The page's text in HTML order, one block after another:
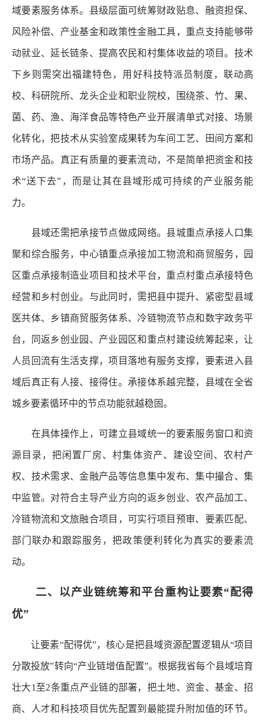
域要素服务体系。县级层面可统筹财政贴息、融资担保、
风险补偿、产业基金和政策性金融工具，重点支持能够带
动就业、延长链条、提高农民和村集体收益的项目。技术
下乡则需突出福建特色，用好科技特派员制度，联动高
校、科研院所、龙头企业和职业院校，围绕茶、竹、果、
菌、药、渔、海洋食品等特色产业开展清单式对接、场景
化转化，把技术从实验室成果转为车间工艺、田间方案和
市场产品。真正有质量的要素流动，不是简单把资金和技
术“送下去”，而是让其在县域形成可持续的产业服务能
力。
县域还需把承接节点做成网络。县城重点承接人口集
聚和综合服务，中心镇重点承接加工物流和商贸服务，园
区重点承接制造业项目和技术平台，重点村重点承接特色
经营和乡村创业。与此同时，需把县中提升、紧密型县域
医共体、乡镇商贸服务体系、冷链物流节点和数字政务平
台，同返乡创业园、产业园区和重点村建设统筹起来，让
人员回流有生活支撑，项目落地有服务支撑，要素进入县
域后真正有人接、接得住。承接体系越完整，县域在全省
城乡要素循环中的节点功能就越稳固。
在具体操作上，可建立县域统一的要素服务窗口和资
源目录，把闲置厂房、村集体资产、建设空间、农村产
权、技术需求、金融产品等信息集中发布、集中撮合、集
中监管。对符合主导产业方向的返乡创业、农产品加工、
冷链物流和文旅融合项目，可实行项目预审、要素匹配、
部门联办和跟踪服务，把政策便利转化为真实的要素流
动。
二、以产业链统筹和平台重构让要素“配得
优”
让要素“配得优”，核心是把县域资源配置逻辑从“项目
分散投放”转向“产业链增值配置”。根据我省每个县域培育
壮大1至2条重点产业链的部署，把土地、资金、基金、招
商、人才和科技项目优先配置到最能提升附加值的环节。